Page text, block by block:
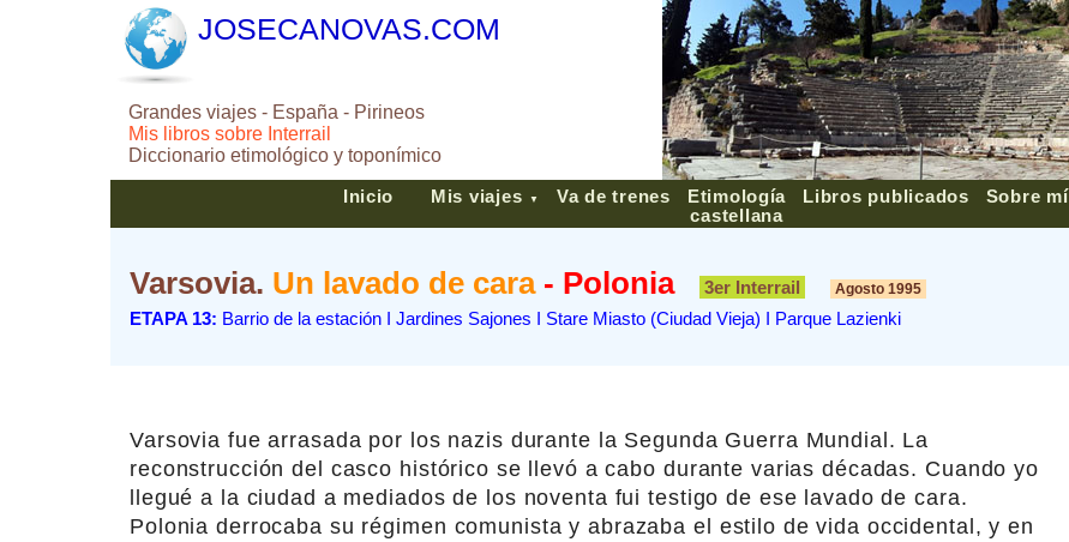
JOSECANOVAS.COM
Grandes viajes - España - Pirineos
Mis libros sobre Interrail
Diccionario etimológico y toponímico
Inicio Mis viajes ▼ Va de trenes
Etimología
castellana
Libros publicados Sobre mí
Varsovia. Un lavado de cara - Polonia 3er Interrail Agosto 1995
ETAPA 13: Barrio de la estación I Jardines Sajones I Stare Miasto (Ciudad Vieja) I Parque Lazienki
Varsovia fue arrasada por los nazis durante la Segunda Guerra Mundial. La
reconstrucción del casco histórico se llevó a cabo durante varias décadas. Cuando yo
llegué a la ciudad a mediados de los noventa fui testigo de ese lavado de cara.
Polonia derrocaba su régimen comunista y abrazaba el estilo de vida occidental, y en